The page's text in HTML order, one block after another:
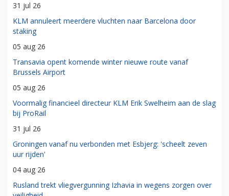
31 jul 26
KLM annuleert meerdere vluchten naar Barcelona door
staking
05 aug 26
Transavia opent komende winter nieuwe route vanaf
Brussels Airport
05 aug 26
Voormalig financieel directeur KLM Erik Swelheim aan de slag
bij ProRail
31 jul 26
Groningen vanaf nu verbonden met Esbjerg: 'scheelt zeven
uur rijden'
04 aug 26
Rusland trekt vliegvergunning Izhavia in wegens zorgen over